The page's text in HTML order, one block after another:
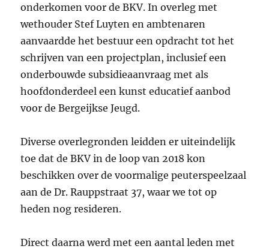
onderkomen voor de BKV. In overleg met
wethouder Stef Luyten en ambtenaren
aanvaardde het bestuur een opdracht tot het
schrijven van een projectplan, inclusief een
onderbouwde subsidieaanvraag met als
hoofdonderdeel een kunst educatief aanbod
voor de Bergeijkse Jeugd.
Diverse overlegronden leidden er uiteindelijk
toe dat de BKV in de loop van 2018 kon
beschikken over de voormalige peuterspeelzaal
aan de Dr. Rauppstraat 37, waar we tot op
heden nog resideren.
Direct daarna werd met een aantal leden met